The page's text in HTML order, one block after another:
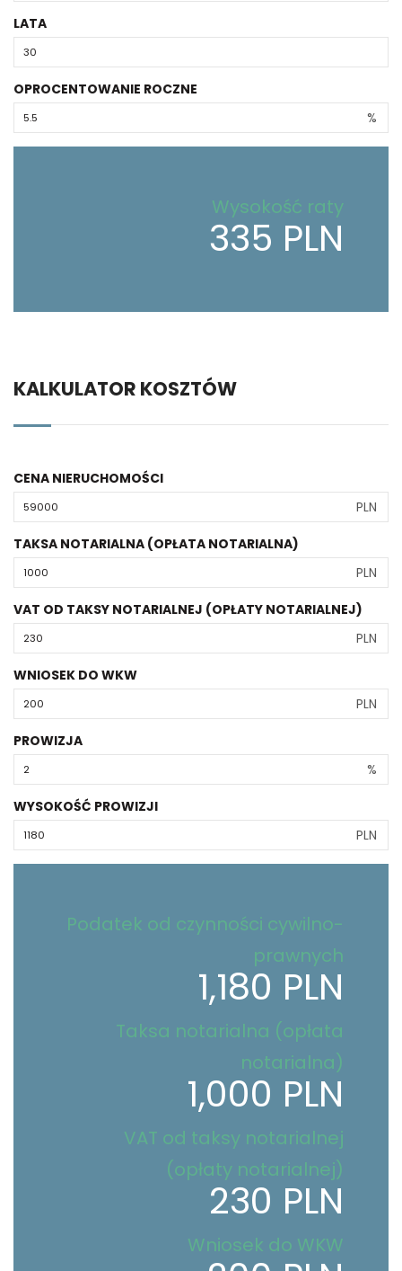
LATA
OPROCENTOWANIE ROCZNE
%
Wysokość raty
335 PLN
KALKULATOR KOSZTÓW
CENA NIERUCHOMOŚCI
PLN
TAKSA NOTARIALNA (OPŁATA NOTARIALNA)
PLN
VAT OD TAKSY NOTARIALNEJ (OPŁATY NOTARIALNEJ)
PLN
WNIOSEK DO WKW
PLN
PROWIZJA
%
WYSOKOŚĆ PROWIZJI
PLN
Podatek od czynności cywilno-
prawnych
1,180 PLN
Taksa notarialna (opłata
notarialna)
1,000 PLN
VAT od taksy notarialnej
(opłaty notarialnej)
230 PLN
Wniosek do WKW